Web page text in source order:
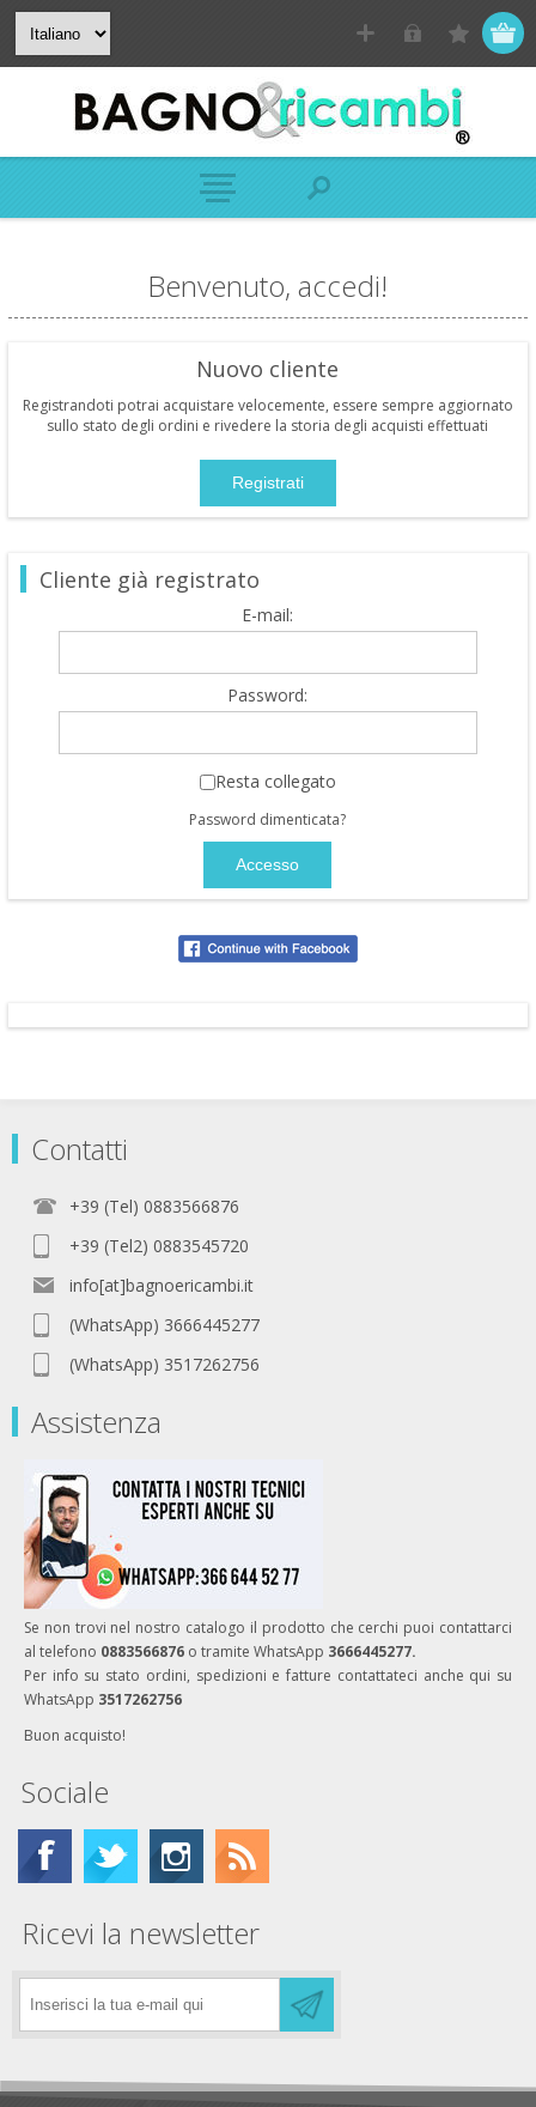
Benvenuto, accedi!
Nuovo cliente
Registrandoti potrai acquistare velocemente, essere sempre aggiornato
sullo stato degli ordini e rivedere la storia degli acquisti effettuati
Cliente già registrato
E-mail:
Password:
Resta collegato
Password dimenticata?
Contatti
+39 (Tel) 0883566876
+39 (Tel2) 0883545720
info[at]bagnoericambi.it
(WhatsApp) 3666445277
(WhatsApp) 3517262756
Assistenza
Se non trovi nel nostro catalogo il prodotto che cerchi puoi contattarci
al telefono 0883566876 o tramite WhatsApp 3666445277.
Per info su stato ordini, spedizioni e fatture contattateci anche qui su
WhatsApp 3517262756
Buon acquisto!
Sociale
Ricevi la newsletter